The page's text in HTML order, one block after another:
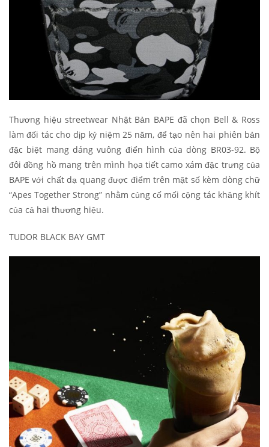
Thương hiệu streetwear Nhật Bản BAPE đã chọn Bell & Ross
làm đối tác cho dịp kỷ niệm 25 năm, để tạo nên hai phiên bản
đặc biệt mang dáng vuông điển hình của dòng BR03-92. Bộ
đôi đồng hồ mang trên mình họa tiết camo xám đặc trưng của
BAPE với chất dạ quang được điểm trên mặt số kèm dòng chữ
“Apes Together Strong” nhằm củng cố mối cộng tác khăng khít
của cả hai thương hiệu.
TUDOR BLACK BAY GMT